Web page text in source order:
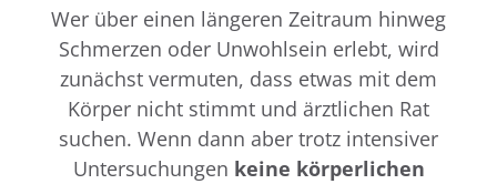
Wer über einen längeren Zeitraum hinweg
Schmerzen oder Unwohlsein erlebt, wird
zunächst vermuten, dass etwas mit dem
Körper nicht stimmt und ärztlichen Rat
suchen. Wenn dann aber trotz intensiver
Untersuchungen keine körperlichen